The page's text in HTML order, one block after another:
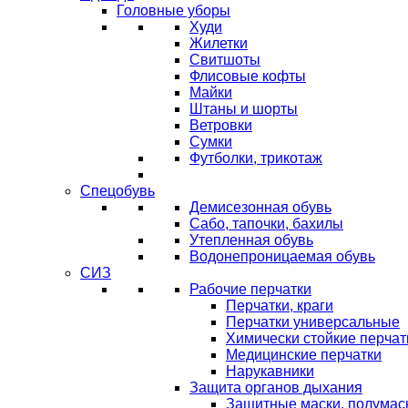
Головные уборы
Худи
Жилетки
Свитшоты
Флисовые кофты
Майки
Штаны и шорты
Ветровки
Сумки
Футболки, трикотаж
Спецобувь
Демисезонная обувь
Сабо, тапочки, бахилы
Утепленная обувь
Водонепроницаемая обувь
СИЗ
Рабочие перчатки
Перчатки, краги
Перчатки универсальные
Химически стойкие
Медицинские перчатки
Нарукавники
Защита органов дыхания
Защитные маски,